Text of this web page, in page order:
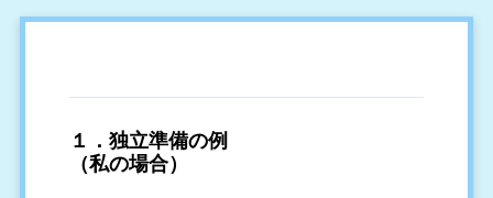
１．独立準備の例
（私の場合）